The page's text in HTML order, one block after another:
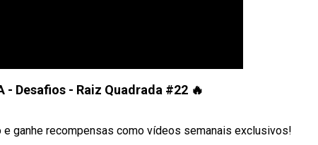
- Desafios - Raiz Quadrada #22 🔥
e ganhe recompensas como vídeos semanais exclusivos!